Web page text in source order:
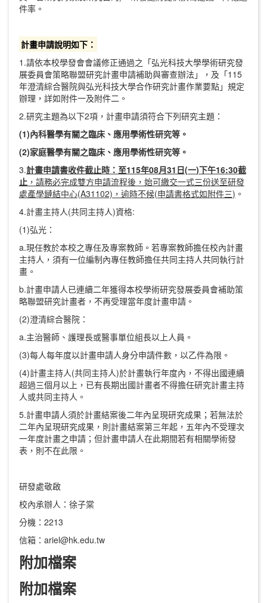
件率。
計畫申請說明如下：
1.請依本校學發會會議修正通過之「弘光科技大學學術研究發
展委員會策略聯盟研究計畫申請補助與審查辦法」，及「115
年澄清綜合醫院與弘光科技大學合作研究計畫作業要點」規定
辦理，詳如附件一及附件二。
2.研究主題為以下2項，計畫申請須符合下列研究主題：
(1)內科醫學有關之臨床、應用學術性研究等。
(2)家庭醫學有關之臨床、應用學術性研究等。
3.計畫申請書收件截止時：至115年08月31日(一)下午16:30截
止，請務必完成雙方申請流程後，始可繳交一式三份送至研發
處產學鏈結中心(A31102)，逾時不候(申請書格式如附件三) 。
4.計畫主持人(共同主持人)資格:
(1)弘光：
a.現任教於本校之專任及專案教師。若專案教師擔任校內計畫
主持人，須有一位編制內專任教師擔任共同主持人共同執行計
畫。
b.計畫申請人已連續二年獲得本校學術研究發展委員會補助策
略聯盟研究計畫者，不再受理當年度計畫申請。
(2)澄清綜合醫院：
a.主治醫師、護理長或醫事單位組長以上人員。
(3)每人每年度以計畫申請人身分申請件數，以乙件為限。
(4)計畫主持人(共同主持人)於計畫執行年度內，不得出國連續
超過三個月以上，已有長期出國計畫者不得擔任研究計畫主持
人或共同主持人。
5.計畫申請人須於計畫結案後二年內呈現研究成果；若無法於
二年內呈現研究成果，則計畫結案第三年起，五年內不受理次
一年度計畫之申請；但計畫申請人在此期間若有相關學術發
表，則不在此限。
研發處敬啟
校內承辦人：徐子棠
分機：2213
信箱：ariel@hk.edu.tw
附加檔案
附加檔案